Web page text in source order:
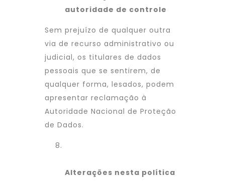
autoridade de controle
Sem prejuízo de qualquer outra
via de recurso administrativo ou
judicial, os titulares de dados
pessoais que se sentirem, de
qualquer forma, lesados, podem
apresentar reclamação à
Autoridade Nacional de Proteção
de Dados.
Alterações nesta política